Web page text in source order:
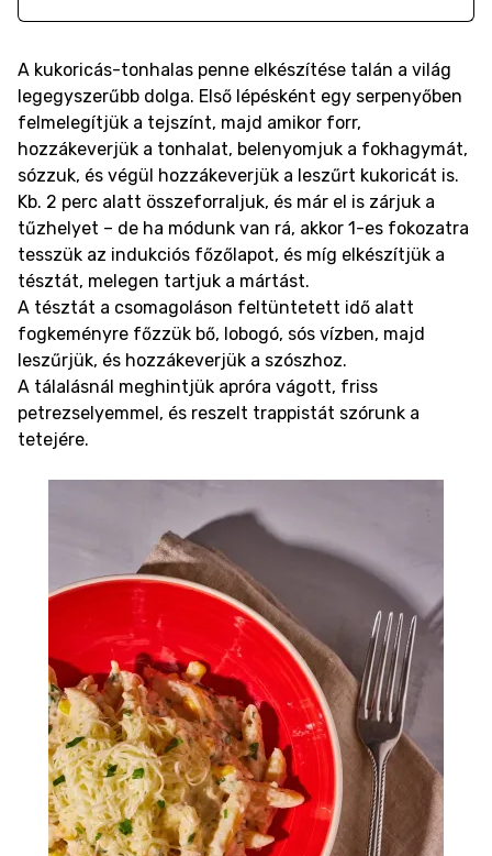
A kukoricás-tonhalas penne elkészítése talán a világ
legegyszerűbb dolga. Első lépésként egy serpenyőben
felmelegítjük a tejszínt, majd amikor forr,
hozzákeverjük a tonhalat, belenyomjuk a fokhagymát,
sózzuk, és végül hozzákeverjük a leszűrt kukoricát is.
Kb. 2 perc alatt összeforraljuk, és már el is zárjuk a
tűzhelyet – de ha módunk van rá, akkor 1-es fokozatra
tesszük az indukciós főzőlapot, és míg elkészítjük a
tésztát, melegen tartjuk a mártást.
A tésztát a csomagoláson feltüntetett idő alatt
fogkeményre főzzük bő, lobogó, sós vízben, majd
leszűrjük, és hozzákeverjük a szószhoz.
A tálalásnál meghintjük apróra vágott, friss
petrezselyemmel, és reszelt trappistát szórunk a
tetejére.